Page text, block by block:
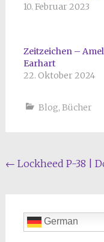
10. Februar 2023
Zeitzeichen –
Earhart
22. Oktober 2024
Blog, Bücher
← Lockheed P-38 |
German